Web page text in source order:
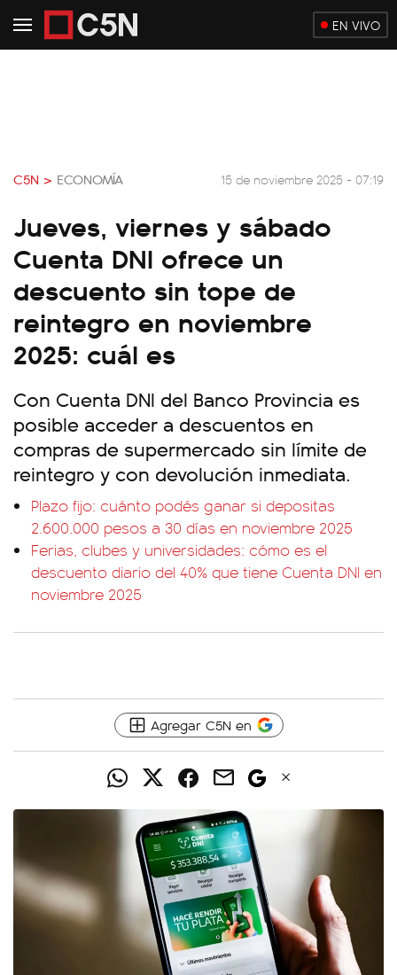
EN VIVO
C5N > ECONOMÍA 15 de noviembre 2025 - 07:19
Jueves, viernes y sábado
Cuenta DNI ofrece un
descuento sin tope de
reintegro en noviembre
2025: cuál es
Con Cuenta DNI del Banco Provincia es
posible acceder a descuentos en
compras de supermercado sin límite de
reintegro y con devolución inmediata.
Plazo fijo: cuánto podés ganar si depositas
2.600.000 pesos a 30 días en noviembre 2025
Ferias, clubes y universidades: cómo es el
descuento diario del 40% que tiene Cuenta DNI en
noviembre 2025
Agregar C5N en